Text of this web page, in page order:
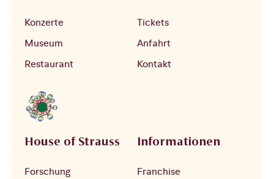
Konzerte
Museum
Restaurant
Tickets
Anfahrt
Kontakt
House of Strauss
Forschung
Informationen
Franchise